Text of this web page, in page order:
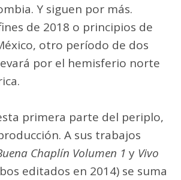
Y siguen por más.
de 2018 o principios de
otro período de dos
por el hemisferio norte
primera parte del periplo,
A sus trabajos
Chaplín Volumen 1 y Vivo
editados en 2014) se suma